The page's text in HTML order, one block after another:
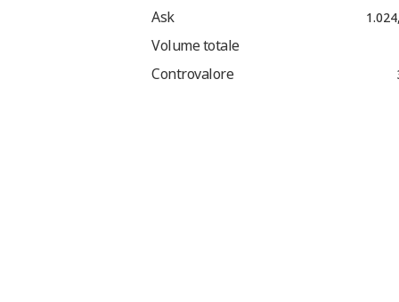
Ask
Volume totale
Controvalore